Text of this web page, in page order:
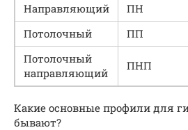
Направляющий
ПН
Потолочный
ПП
Потолочный
направляющий
ПНП
Какие основные профили для
бывают?